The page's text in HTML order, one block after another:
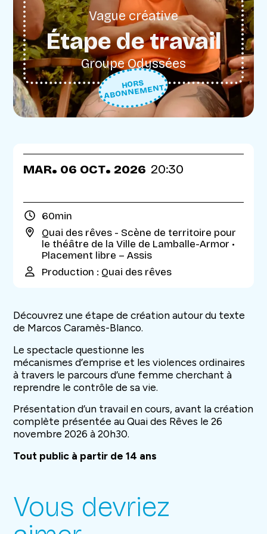
Vague créative
Étape de travail
Groupe Odyssées
HORS
ABONNEMENT
MAR. 06 OCT. 2026 20:30
60min
Quai des rêves - Scène de territoire pour
le théâtre de la Ville de Lamballe-Armor •
Placement libre – Assis
Production : Quai des rêves
Découvrez une étape de création autour du texte
de Marcos Caramès-Blanco.
Le spectacle questionne les
mécanismes d’emprise et les violences ordinaires
à travers le parcours d’une femme cherchant à
reprendre le contrôle de sa vie.
Présentation d’un travail en cours, avant la création
complète présentée au Quai des Rêves le 26
novembre 2026 à 20h30.
Tout public à partir de 14 ans
Vous devriez